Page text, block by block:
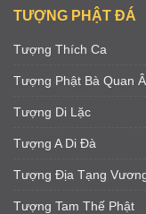
TƯỢNG PHẬT ĐÁ
Tượng Thích Ca
Tượng Phật Bà Quan
Tượng Di Lặc
Tượng A Di Đà
Tượng Địa Tạng
Tượng Tam Thế Phật